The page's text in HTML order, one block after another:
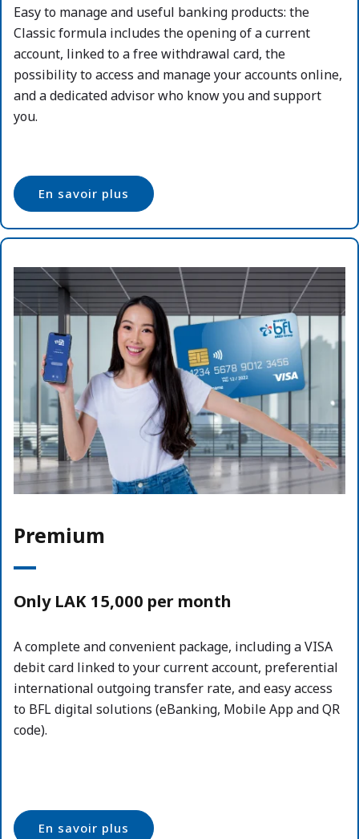
Easy to manage and useful banking products: the
Classic formula includes the opening of a current
account, linked to a free withdrawal card, the
possibility to access and manage your accounts online,
and a dedicated advisor who know you and support
you.
En savoir plus
Premium
Only LAK 15,000 per month
A complete and convenient package, including a VISA
debit card linked to your current account, preferential
international outgoing transfer rate, and easy access
to BFL digital solutions (eBanking, Mobile App and QR
code).
En savoir plus